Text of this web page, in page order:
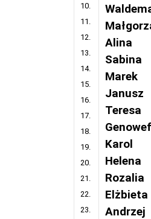
10.
11.
12.
13.
14.
15.
16.
17.
18.
19.
20.
21.
22.
23.
Alina
Sabina
Marek
Janusz
Teresa
Karol
Helena
Rozalia
Elżbieta
Andrzej